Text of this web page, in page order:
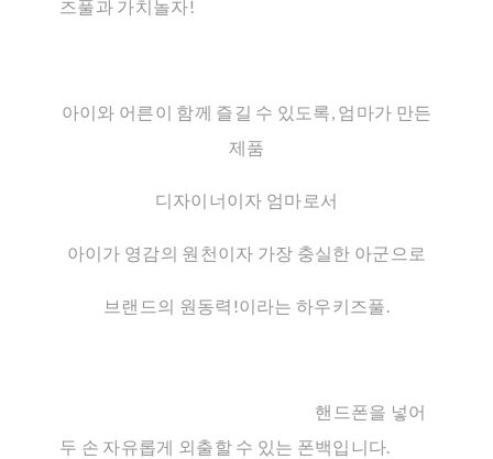
즈풀과 가치놀자!
아이와 어른이 함께 즐길 수 있도록, 엄마가 만든
제품
디자이너이자 엄마로서
아이가 영감의 원천이자 가장 충실한 아군으로
브랜드의 원동력!이라는 하우키즈풀.
핸드폰을 넣어
두 손 자유롭게 외출할 수 있는 폰백입니다.